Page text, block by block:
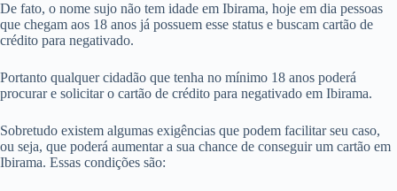
De fato, o nome sujo não tem idade em Ibirama, hoje em dia pessoas
que chegam aos 18 anos já possuem esse status e buscam cartão de
crédito para negativado.
Portanto qualquer cidadão que tenha no mínimo 18 anos poderá
procurar e solicitar o cartão de crédito para negativado em Ibirama.
Sobretudo existem algumas exigências que podem facilitar seu caso,
ou seja, que poderá aumentar a sua chance de conseguir um cartão em
Ibirama. Essas condições são: